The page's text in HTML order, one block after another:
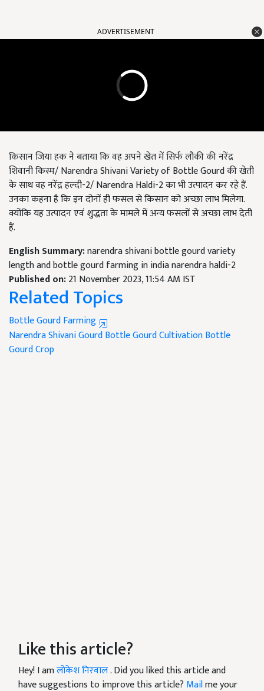
ADVERTISEMENT
किसान जिया हक ने बताया कि वह अपने खेत में सिर्फ लौकी की नरेंद्र
शिवानी किस्म/ Narendra Shivani Variety of Bottle Gourdकी खेती
के साथ वह नरेंद्र हल्दी-2/ Narendra Haldi-2 का भी उत्पादन कर रहे हैं.
उनका कहना है कि इन दोनों ही फसल से किसान को अच्छा लाभ मिलेगा.
क्योंकि यह उत्पादन एवं शुद्धता के मामले में अन्य फसलों से अच्छा लाभ देती
हैं.
English Summary:narendra shivani bottle gourd variety
length and bottle gourd farming in india narendra haldi-2
Published on:21 November 2023, 11:54 AM IST
Related Topics
Bottle Gourd Farming
Narendra Shivani GourdBottle Gourd CultivationBottle
Gourd Crop
Like this article?
Hey! I amलोकेश निरवाल. Did you liked this article and
have suggestions to improve this article? Mailme your